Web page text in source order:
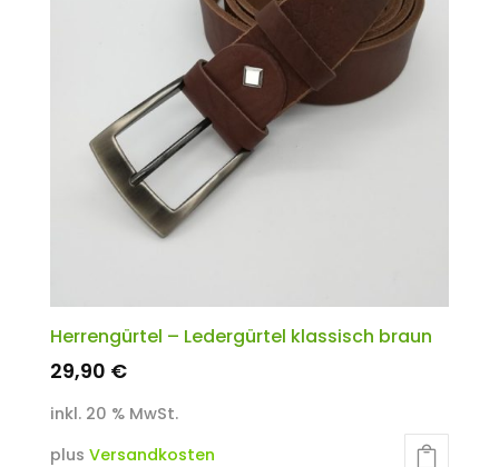
Herrengürtel – Ledergürtel klassisch braun
29,90 €
inkl. 20 % MwSt.
plus Versandkosten